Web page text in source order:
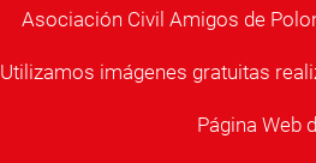
Asociación Civil Amigos de
Utilizamos imágenes gratuitas
Página Web